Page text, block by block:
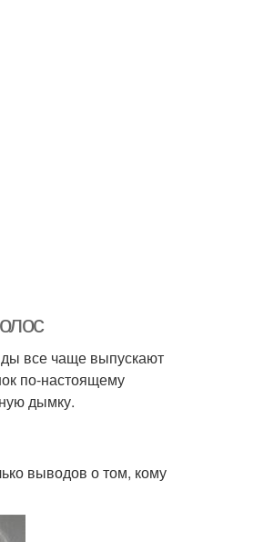
все чаще выпускают
по-настоящему
дымку.
выводов о том, кому